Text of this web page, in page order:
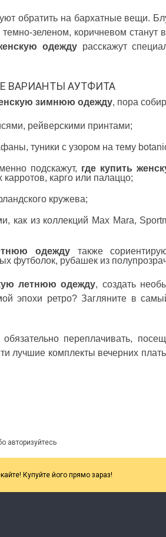
обратить на бархатные вещи.
зеленом, коричневом станут
одеждурасскажут
ВАРИАНТЫ АУТФИТА
зимнюю одежду, пора
рейверскими принтами;
туники с узором на тему
подскажут, где купить
карго или палаццо;
кружева;
как из коллекций Max Mara,
одежду также
футболок, рубашек из
летнюю одежду, создать
эпохи ретро? Загляните в
переплачивать,
лучшие комплекты вечерних
авторизуйтесь
Купуйте його прямо зараз!